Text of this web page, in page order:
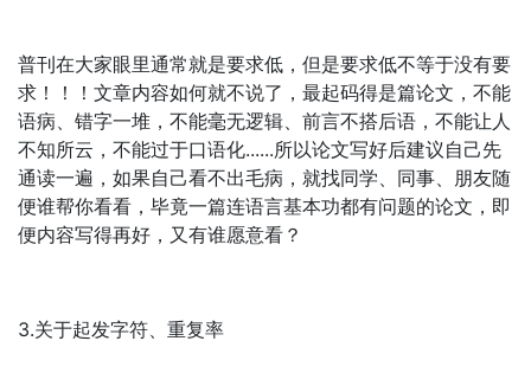
普刊在大家眼里通常就是要求低，但是要求低不等于没有要
求！！！文章内容如何就不说了，最起码得是篇论文，不能
语病、错字一堆，不能毫无逻辑、前言不搭后语，不能让人
不知所云，不能过于口语化......所以论文写好后建议自己先
通读一遍，如果自己看不出毛病，就找同学、同事、朋友随
便谁帮你看看，毕竟一篇连语言基本功都有问题的论文，即
便内容写得再好，又有谁愿意看？
3.关于起发字符、重复率